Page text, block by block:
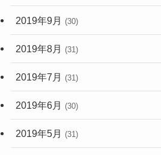
2019年9月 (30)
2019年8月 (31)
2019年7月 (31)
2019年6月 (30)
2019年5月 (31)